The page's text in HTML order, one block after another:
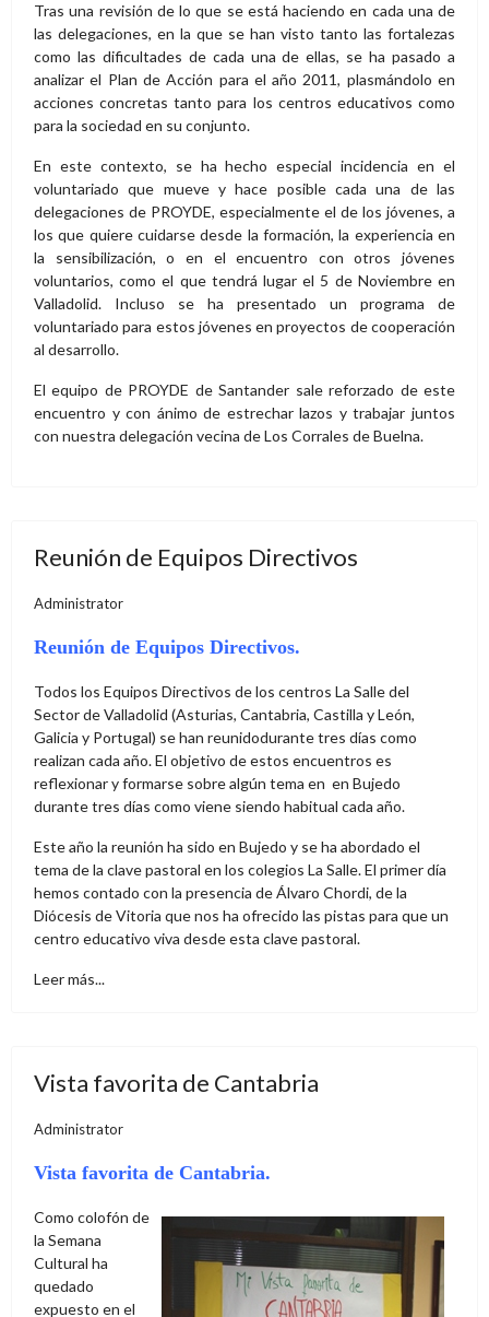
Tras una revisión de lo que se está haciendo en cada una de
las delegaciones, en la que se han visto tanto las fortalezas
como las dificultades de cada una de ellas, se ha pasado a
analizar el Plan de Acción para el año 2011, plasmándolo en
acciones concretas tanto para los centros educativos como
para la sociedad en su conjunto.
En este contexto, se ha hecho especial incidencia en el
voluntariado que mueve y hace posible cada una de las
delegaciones de PROYDE, especialmente el de los jóvenes, a
los que quiere cuidarse desde la formación, la experiencia en
la sensibilización, o en el encuentro con otros jóvenes
voluntarios, como el que tendrá lugar el 5 de Noviembre en
Valladolid. Incluso se ha presentado un programa de
voluntariado para estos jóvenes en proyectos de cooperación
al desarrollo.
El equipo de PROYDE de Santander sale reforzado de este
encuentro y con ánimo de estrechar lazos y trabajar juntos
con nuestra delegación vecina de Los Corrales de Buelna.
Reunión de Equipos Directivos
Administrator
Reunión de Equipos Directivos.
Todos los Equipos Directivos de los centros La Salle del
Sector de Valladolid (Asturias, Cantabria, Castilla y León,
Galicia y Portugal) se han reunidodurante tres días como
realizan cada año. El objetivo de estos encuentros es
reflexionar y formarse sobre algún tema en en Bujedo
durante tres días como viene siendo habitual cada año.
Este año la reunión ha sido en Bujedo y se ha abordado el
tema de la clave pastoral en los colegios La Salle. El primer día
hemos contado con la presencia de Álvaro Chordi, de la
Diócesis de Vitoria que nos ha ofrecido las pistas para que un
centro educativo viva desde esta clave pastoral.
Leer más...
Vista favorita de Cantabria
Administrator
Vista favorita de Cantabria.
Como colofón de
la Semana
Cultural ha
quedado
expuesto en el